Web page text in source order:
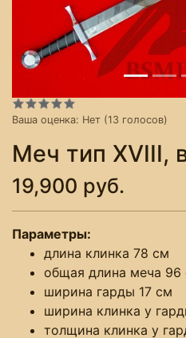
Ваша оценка: Нет (13 голосов)
Меч тип XVIII,
19,900 руб.
Параметры:
длина клинка 78 см
общая длина меча 96
ширина гарды 17 см
ширина клинка у
толщина клинка у